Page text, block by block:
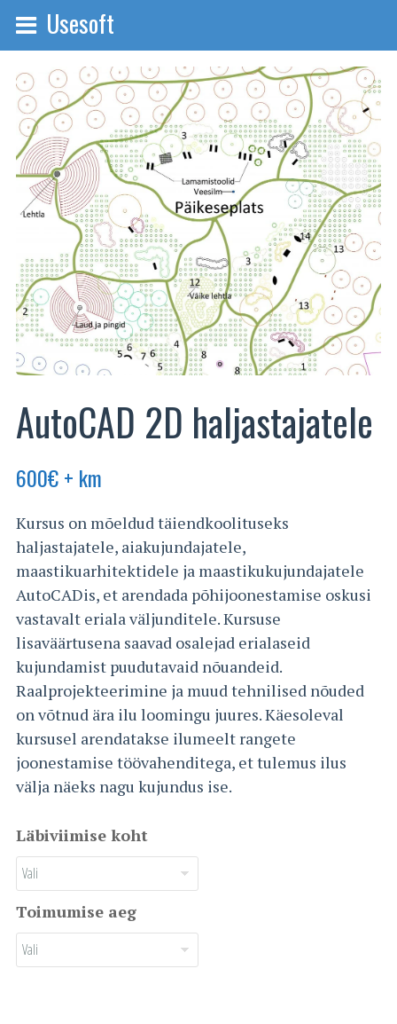
Usesoft
AutoCAD 2D haljastajatele
600€+ km
Kursus on mõeldud täiendkoolituseks
haljastajatele, aiakujundajatele,
maastikuarhitektidele ja maastikukujundajatele
AutoCADis, et arendada põhijoonestamise oskusi
vastavalt eriala väljunditele. Kursuse
lisaväärtusena saavad osalejad erialaseid
kujundamist puudutavaid nõuandeid.
Raalprojekteerimine ja muud tehnilised nõuded
on võtnud ära ilu loomingu juures. Käesoleval
kursusel arendatakse ilumeelt rangete
joonestamise töövahenditega, et tulemus ilus
välja näeks nagu kujundus ise.
Läbiviimise koht
Toimumise aeg